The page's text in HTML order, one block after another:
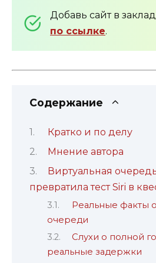
Добавь сайт в
по ссылке.
Содержание
Кратко и по делу
Мнение автора
Виртуальная
превратила тест Siri в
Реальные факты
очереди
Слухи о полной
реальные задержки